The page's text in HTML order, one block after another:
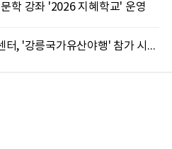
학 강좌 '2026 지혜학교' 운영
가톨릭관동대 인문도시사업센터, '강릉국가유산야행' 참가 시민 15명 모집